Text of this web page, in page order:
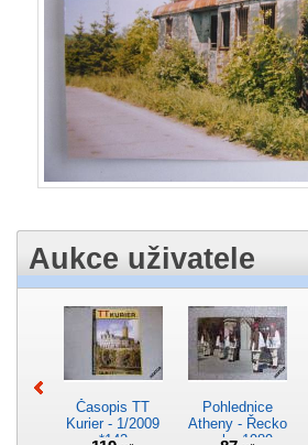
Aukce uživatele
Časopis TT
Kurier - 1/2009
*142
Pohlednice
Atheny - Řecko
z roku 1989.